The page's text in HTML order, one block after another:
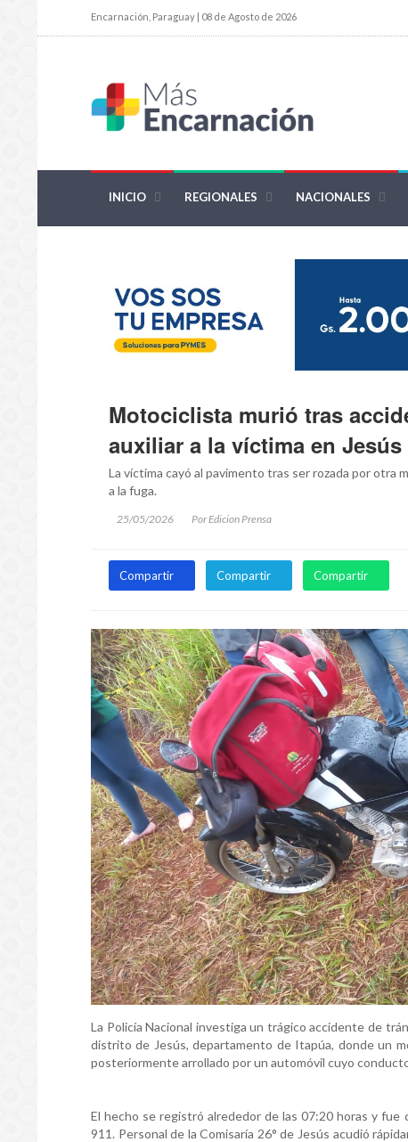
Encarnación, Paraguay | 08 de Agosto de 2026
INICIO REGIONALES NACIONALES
Motociclista murió tras
auxiliar a la víctima en Jesús
La víctima cayó al pavimento tras ser rozada por otra
a la fuga.
25/05/2026 Por Edicion Prensa
Compartir Compartir Compartir
La Policía Nacional investiga un trágico accidente de
distrito de Jesús, departamento de Itapúa, donde un
posteriormente arrollado por un automóvil cuyo
El hecho se registró alrededor de las 07:20 horas y fue
911. Personal de la Comisaría 26° de Jesús acudió